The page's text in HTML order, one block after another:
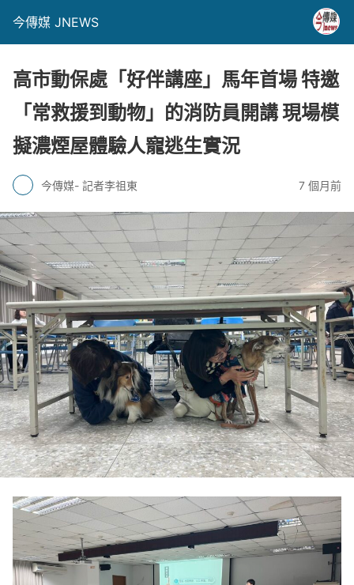
今傳媒 JNEWS
高市動保處「好伴講座」馬年首場 特邀
「常救援到動物」的消防員開講 現場模
擬濃煙屋體驗人寵逃生實況
今傳媒- 記者李祖東 7 個月前